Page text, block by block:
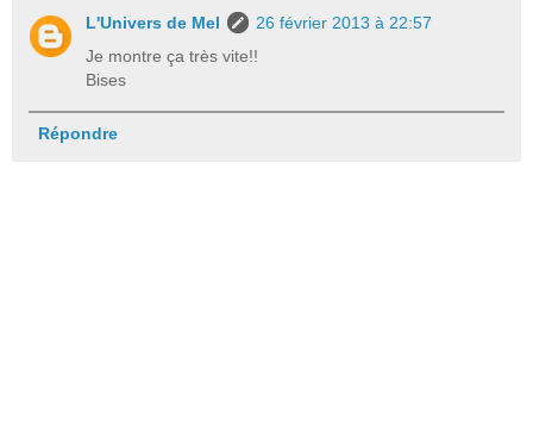
L'Univers de Mel
26 février 2013 à 22:57
Je montre ça très vite!!
Bises
Répondre